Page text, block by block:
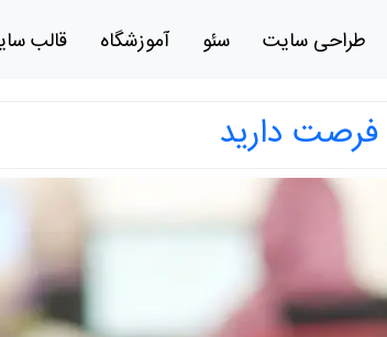
طراحی سایت سئو آموزشگاه قالب